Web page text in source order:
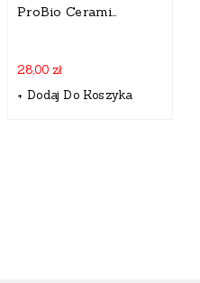
ProBio Ceramika 50 G - Strukturyzator Wody
28,00 zł
+ Dodaj Do Koszyka